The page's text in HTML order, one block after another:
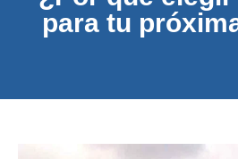
para tu